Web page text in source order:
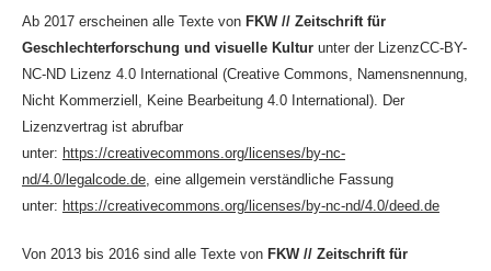
Ab 2017 erscheinen alle Texte von FKW // Zeitschrift für
Geschlechterforschung und visuelle Kulturunter der LizenzCC-BY-
NC-ND Lizenz 4.0 International (Creative Commons, Namensnennung,
Nicht Kommerziell, Keine Bearbeitung 4.0 International). Der
Lizenzvertrag ist abrufbar
unter: https://creativecommons.org/licenses/by-nc-
nd/4.0/legalcode.de, eine allgemein verständliche Fassung
unter: https://creativecommons.org/licenses/by-nc-nd/4.0/deed.de
Von 2013 bis 2016 sind alle Texte von FKW // Zeitschrift für